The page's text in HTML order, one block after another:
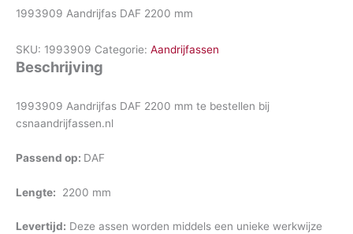
1993909 Aandrijfas DAF 2200 mm
SKU: 1993909 Categorie: Aandrijfassen
Beschrijving
1993909 Aandrijfas DAF 2200 mm te bestellen bij
csnaandrijfassen.nl
Passend op: DAF
Lengte: 2200 mm
Levertijd: Deze assen worden middels een unieke werkwijze